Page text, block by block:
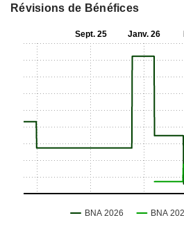
Révisions de Bénéfices